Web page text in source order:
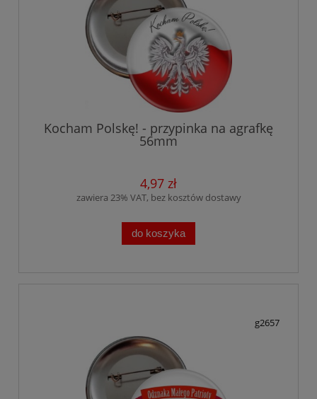
Kocham Polskę! - przypinka na agrafkę
56mm
4,97 zł
zawiera 23% VAT, bez kosztów dostawy
do koszyka
g2657